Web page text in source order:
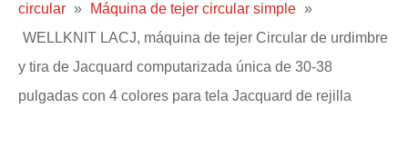
circular » Máquina de tejer circular simple »
WELLKNIT LACJ, máquina de tejer Circular de urdimbre
y tira de Jacquard computarizada única de 30-38
pulgadas con 4 colores para tela Jacquard de rejilla